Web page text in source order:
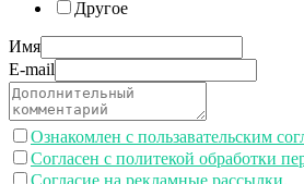
Другое
Имя
E-mail
Ознакомлен с пользавательским
Согласен с политекой обработки
Согласие на рекламные рассылки.